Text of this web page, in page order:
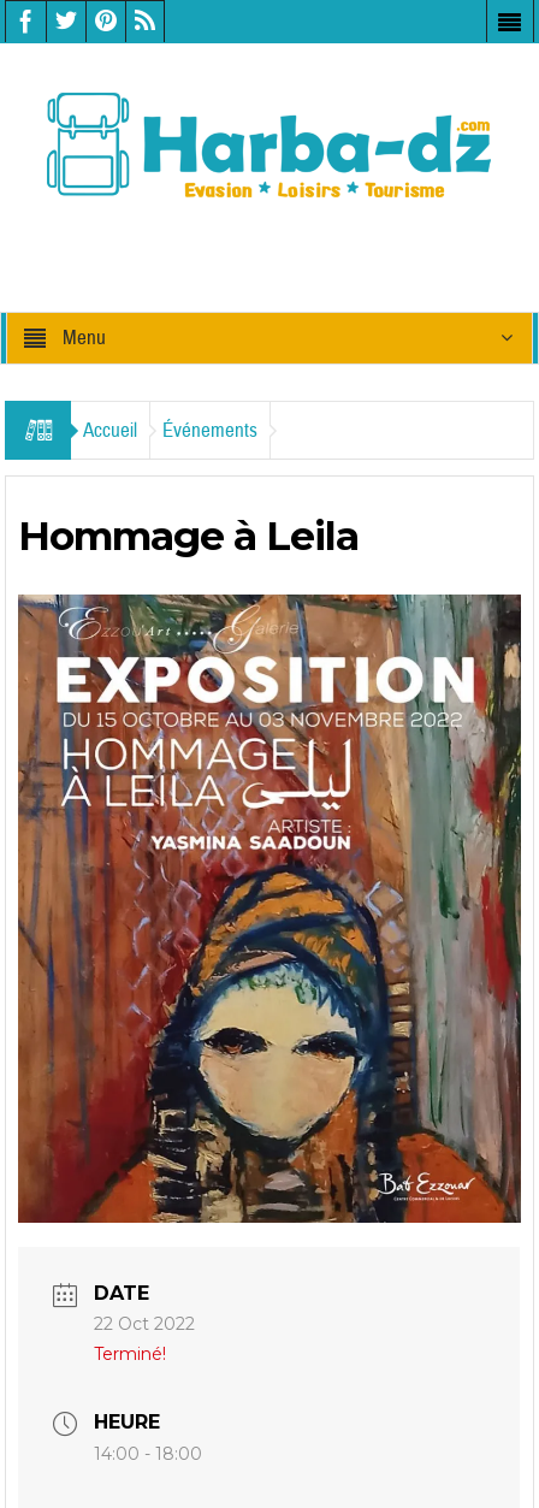
Menu
Accueil Événements
Hommage à Leila
DATE
22 Oct 2022
Terminé!
HEURE
14:00 - 18:00